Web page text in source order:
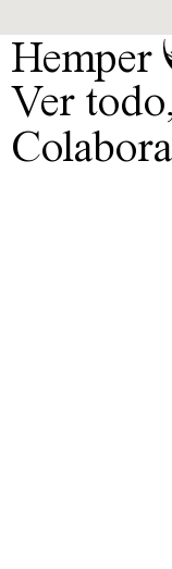
Hemper
Ver todo